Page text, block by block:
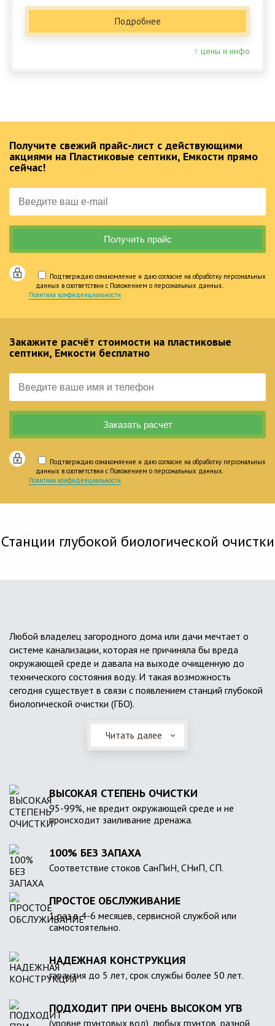
Подробнее
↑ цены и инфо
Получите свежий прайс-лист с действующими
акциями на Пластиковые септики, Емкости прямо
сейчас!
Подтверждаю ознакомление и даю согласие на обработку персональных
данных в соответствии с Положением о персональных данных.
Политика конфиденциальности
Закажите расчёт стоимости на пластиковые
септики, Емкости бесплатно
Подтверждаю ознакомление и даю согласие на обработку персональных
данных в соответствии с Положением о персональных данных.
Политика конфиденциальности
Станции глубокой биологической очистки
Любой владелец загородного дома или дачи мечтает о
системе канализации, которая не причиняла бы вреда
окружающей среде и давала на выходе очищенную до
технического состояния воду. И такая возможность
сегодня существует в связи с появлением станций глубокой
биологической очистки (ГБО).
Читать далее
ВЫСОКАЯ СТЕПЕНЬ ОЧИСТКИ
95-99%, не вредит окружающей среде и не
происходит заиливание дренажа.
100% БЕЗ ЗАПАХА
Соответствие стоков СанПиН, СНиП, СП.
ПРОСТОЕ ОБСЛУЖИВАНИЕ
1 раз в 4-6 месяцев, сервисной службой или
самостоятельно.
НАДЕЖНАЯ КОНСТРУКЦИЯ
гарантия до 5 лет, срок службы более 50 лет.
ПОДХОДИТ ПРИ ОЧЕНЬ ВЫСОКОМ УГВ
(уровне грунтовых вод), любых грунтов, разной